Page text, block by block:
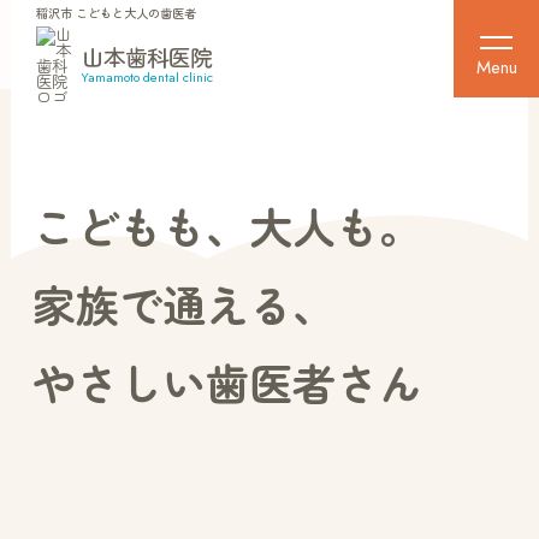
稲沢市 こどもと大人の歯医者
山本歯科医院
Yamamoto dental clinic Menu
山本歯科医院
Yamamoto dental clinic Menu
クリニック紹介
医師紹介
診療メニュー
こどもも、大人も。
家族で通える、
やさしい歯医者さん